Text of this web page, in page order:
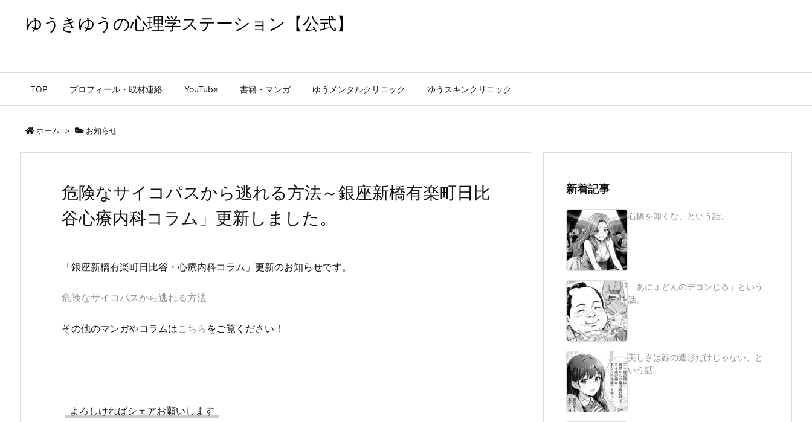
ゆうきゆうの心理学ステーション【公式】
TOP プロフィール・取材連絡 YouTube 書籍・マンガ ゆうメンタルクリニック ゆうスキンクリニック
ホーム > お知らせ
危険なサイコパスから逃れる方法～銀座新橋有楽町日比
谷心療内科コラム」更新しました。
「銀座新橋有楽町日比谷・心療内科コラム」更新のお知らせです。
危険なサイコパスから逃れる方法
その他のマンガやコラムはこちら をご覧ください！
よろしければシェアお願いします
新着記事
石橋を叩くな、という話。
「あにょどんのデコンじる」という
話。
美しさは顔の造形だけじゃない、と
いう話。